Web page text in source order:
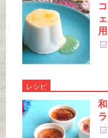
用
レシピ